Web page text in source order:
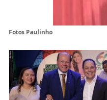
Fotos Paulinho